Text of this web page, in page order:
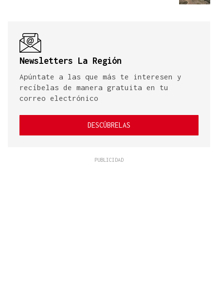
Newsletters La Región
Apúntate a las que más te interesen y
recíbelas de manera gratuita en tu
correo electrónico
DESCÚBRELAS